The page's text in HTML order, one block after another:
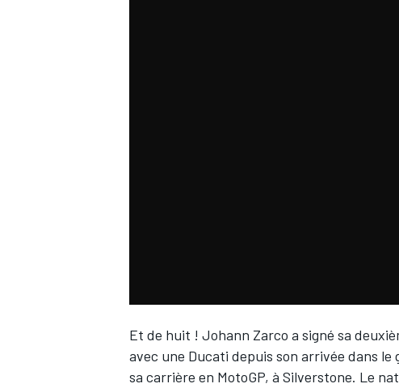
Et de huit ! Johann Zarco a signé sa
avec une Ducati depuis son arrivée dans
sa carrière en MotoGP, à Silverstone. Le